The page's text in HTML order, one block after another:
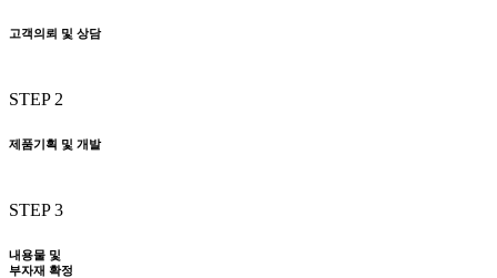
고객의뢰 및 상담
STEP 2
제품기획 및 개발
STEP 3
내용물 및
부자재 확정